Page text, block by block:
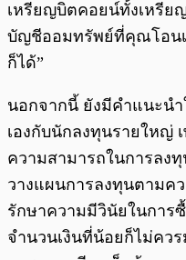
เหรียญบิตคอยน์ทั้งเหรีย
บัญชีออมทรัพย์ที่คุณโอนเ
ก็ได้”
นอกจากนี้ ยังมีคำแนะนำ
เองกับนักลงทุนรายใหญ่
ความสามารถในการลง
วางแผนการลงทุนตามค
รักษาความมีวินัยในการ
จำนวนเงินที่น้อยก็ไม่คว